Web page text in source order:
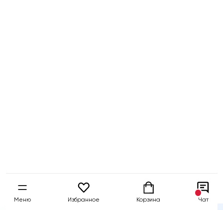
тест-драйв
Гарантия 5
Меню Избранное Корзина Чат